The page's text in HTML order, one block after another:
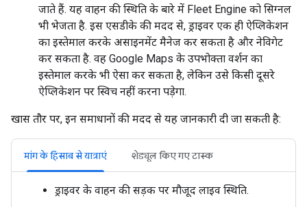
जाते हैं. यह वाहन की स्थिति के बारे में Fleet Engine को सिग्नल
भी भेजता है. इस एसडीके की मदद से, ड्राइवर एक ही ऐप्लिकेशन
का इस्तेमाल करके असाइनमेंट मैनेज कर सकता है और नेविगेट
कर सकता है. वह Google Maps के उपभोक्ता वर्शन का
इस्तेमाल करके भी ऐसा कर सकता है, लेकिन उसे किसी दूसरे
ऐप्लिकेशन पर स्विच नहीं करना पड़ेगा.
खास तौर पर, इन समाधानों की मदद से यह जानकारी दी जा सकती है:
मांग के हिसाब से यात्राएं शेड्यूल किए गए टास्क
ड्राइवर के वाहन की सड़क पर मौजूद लाइव स्थिति.